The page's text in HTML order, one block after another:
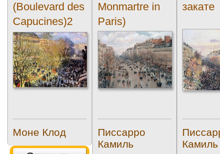
(Boulevard des
Capucines)2
Моне Клод
Monmartre in
Paris)
Писсарро
Камиль
закате
Камиль